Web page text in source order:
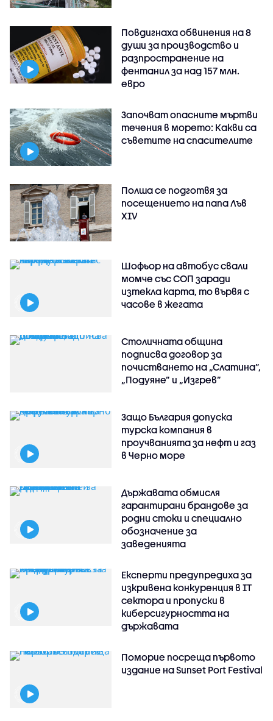
Повдигнаха обвинения на 8
души за производство и
разпространение на
фентанил за над 157 млн.
евро
Започват опасните мъртви
течения в морето: Какви са
съветите на спасителите
Полша се подготвя за
посещението на папа Лъв
XIV
Шофьор на автобус свали
момче със СОП заради
изтекла карта, то вървя с
часове в жегата
Столичната община
подписва договор за
почистването на „Слатина”,
„Подуяне” и „Изгрев”
Защо България допуска
турска компания в
проучванията за нефт и газ
в Черно море
Държавата обмисля
гарантирани брандове за
родни стоки и специално
обозначение за
заведенията
Експерти предупредиха за
изкривена конкуренция в IT
сектора и пропуски в
киберсигурността на
държавата
Поморие посреща първото
издание на Sunset Port Festival